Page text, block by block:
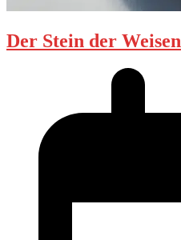
Der Stein der Weisen